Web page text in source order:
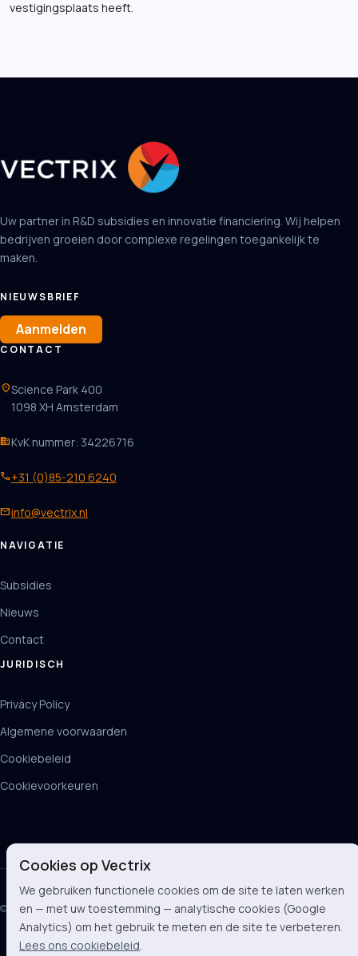
vestigingsplaats heeft.
Uw partner in R&D subsidies en innovatie financiering. Wij helpen
bedrijven groeien door complexe regelingen toegankelijk te
maken.
NIEUWSBRIEF
Aanmelden
CONTACT
location_onScience Park 400
1098 XH Amsterdam
businessKvK nummer: 34226716
phone+31 (0)85-210 6240
mailinfo@vectrix.nl
NAVIGATIE
Subsidies
Nieuws
Contact
JURIDISCH
Privacy Policy
Algemene voorwaarden
Cookiebeleid
Cookievoorkeuren
© 2026 Vectrix BV
Cookies op Vectrix
We gebruiken functionele cookies om de site te laten werken
en — met uw toestemming — analytische cookies (Google
Analytics) om het gebruik te meten en de site te verbeteren.
Lees ons cookiebeleid.